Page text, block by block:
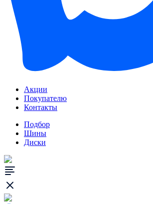
Акции
Покупателю
Контакты
Подбор
Шины
Диски